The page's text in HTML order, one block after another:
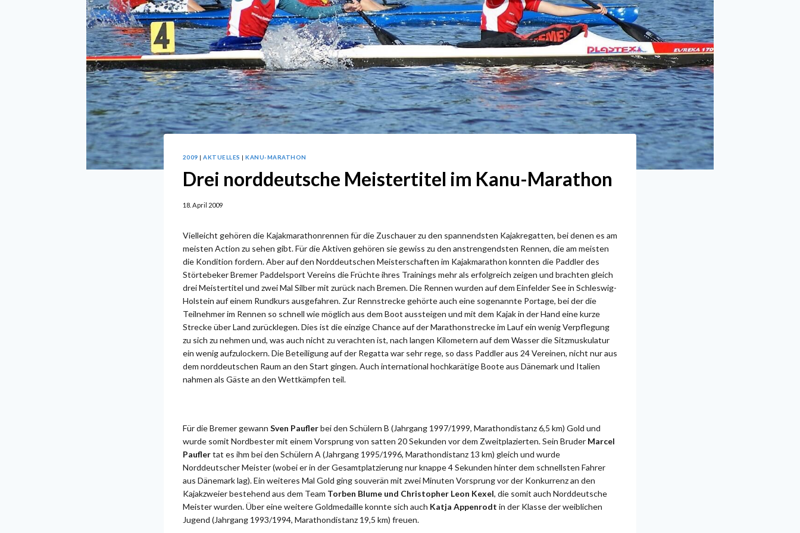
2009 |AKTUELLES |KANU-MARATHON
Drei norddeutsche Meistertitel im Kanu-Marathon
18. April 2009
Vielleicht gehören die Kajakmarathonrennen für die Zuschauer zu den spannendsten Kajakregatten, bei denen es am
meisten Action zu sehen gibt. Für die Aktiven gehören sie gewiss zu den anstrengendsten Rennen, die am meisten
die Kondition fordern. Aber auf den Norddeutschen Meisterschaften im Kajakmarathon konnten die Paddler des
Störtebeker Bremer Paddelsport Vereins die Früchte ihres Trainings mehr als erfolgreich zeigen und brachten gleich
drei Meistertitel und zwei Mal Silber mit zurück nach Bremen. Die Rennen wurden auf dem Einfelder See in Schleswig-
Holstein auf einem Rundkurs ausgefahren. Zur Rennstrecke gehörte auch eine sogenannte Portage, bei der die
Teilnehmer im Rennen so schnell wie möglich aus dem Boot aussteigen und mit dem Kajak in der Hand eine kurze
Strecke über Land zurücklegen. Dies ist die einzige Chance auf der Marathonstrecke im Lauf ein wenig Verpflegung
zu sich zu nehmen und, was auch nicht zu verachten ist, nach langen Kilometern auf dem Wasser die Sitzmuskulatur
ein wenig aufzulockern. Die Beteiligung auf der Regatta war sehr rege, so dass Paddler aus 24 Vereinen, nicht nur aus
dem norddeutschen Raum an den Start gingen. Auch international hochkarätige Boote aus Dänemark und Italien
nahmen als Gäste an den Wettkämpfen teil.
Für die Bremer gewann Sven Pauflerbei den Schülern B (Jahrgang 1997/1999, Marathondistanz 6,5 km) Gold und
wurde somit Nordbester mit einem Vorsprung von satten 20 Sekunden vor dem Zweitplazierten. Sein Bruder Marcel
Pauflertat es ihm bei den Schülern A (Jahrgang 1995/1996, Marathondistanz 13 km) gleich und wurde
Norddeutscher Meister (wobei er in der Gesamtplatzierung nur knappe 4 Sekunden hinter dem schnellsten Fahrer
aus Dänemark lag). Ein weiteres Mal Gold ging souverän mit zwei Minuten Vorsprung vor der Konkurrenz an den
Kajakzweier bestehend aus dem Team Torben Blume und Christopher Leon Kexel, die somit auch Norddeutsche
Meister wurden. Über eine weitere Goldmedaille konnte sich auch Katja Appenrodt in der Klasse der weiblichen
Jugend (Jahrgang 1993/1994, Marathondistanz 19,5 km) freuen.